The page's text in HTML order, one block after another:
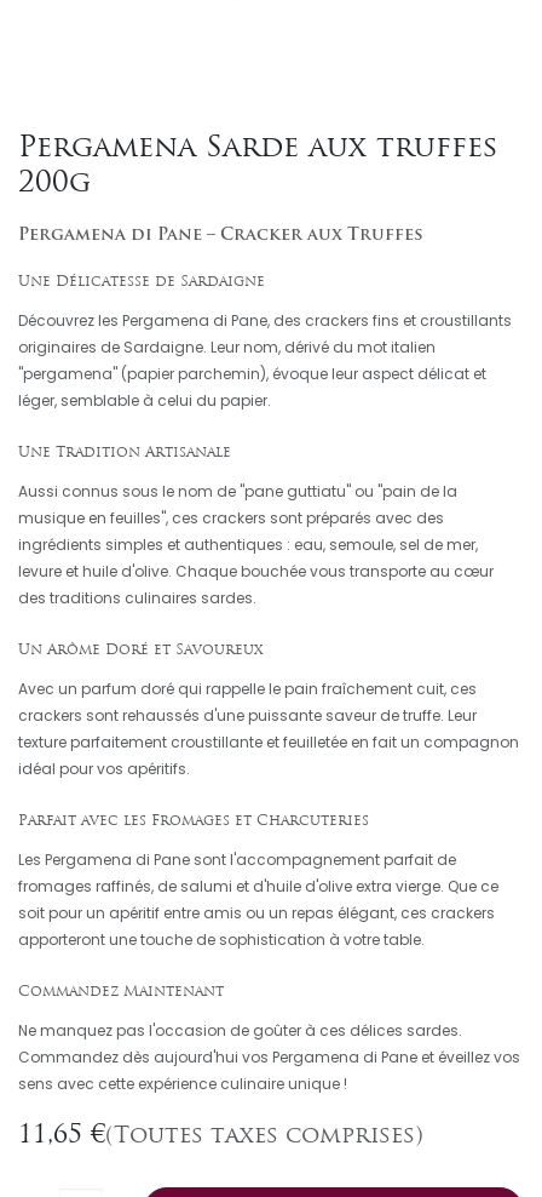
Pergamena Sarde aux truffes
200g
Pergamena di Pane – Cracker aux Truffes
Une Délicatesse de Sardaigne
Découvrez les Pergamena di Pane, des crackers fins et croustillants
originaires de Sardaigne. Leur nom, dérivé du mot italien
"pergamena" (papier parchemin), évoque leur aspect délicat et
léger, semblable à celui du papier.
Une Tradition Artisanale
Aussi connus sous le nom de "pane guttiatu" ou "pain de la
musique en feuilles", ces crackers sont préparés avec des
ingrédients simples et authentiques : eau, semoule, sel de mer,
levure et huile d'olive. Chaque bouchée vous transporte au cœur
des traditions culinaires sardes.
Un Arôme Doré et Savoureux
Avec un parfum doré qui rappelle le pain fraîchement cuit, ces
crackers sont rehaussés d'une puissante saveur de truffe. Leur
texture parfaitement croustillante et feuilletée en fait un compagnon
idéal pour vos apéritifs.
Parfait avec les Fromages et Charcuteries
Les Pergamena di Pane sont l'accompagnement parfait de
fromages raffinés, de salumi et d'huile d'olive extra vierge. Que ce
soit pour un apéritif entre amis ou un repas élégant, ces crackers
apporteront une touche de sophistication à votre table.
Commandez Maintenant
Ne manquez pas l'occasion de goûter à ces délices sardes.
Commandez dès aujourd'hui vos Pergamena di Pane et éveillez vos
sens avec cette expérience culinaire unique !
11,65 €(Toutes taxes comprises)